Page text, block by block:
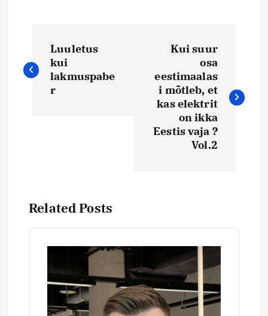
a
e
Luuletus
kui
lakmuspabe
r
Kui suur
osa
eestimaalas
i mõtleb, et
kas elektrit
on ikka
Eestis vaja ?
Vol.2
Related Posts